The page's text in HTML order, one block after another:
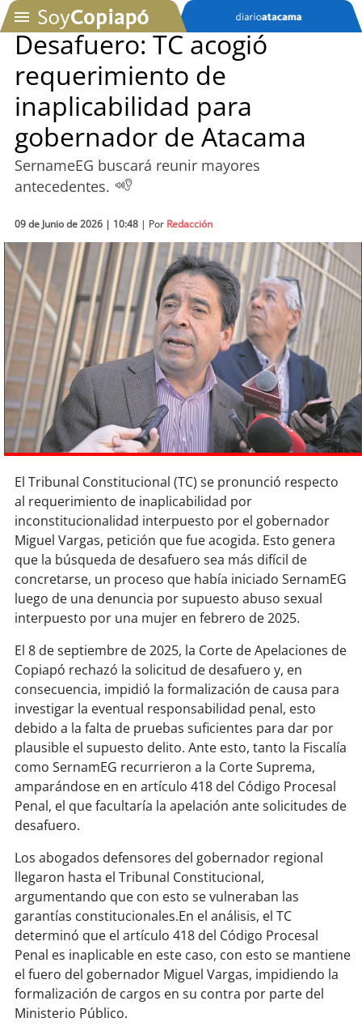
SOYTV
Podcast
Actualidad
Economía
Deportes
Tecnología
Sostenibilidad
soy chile
soyarica
soyiquique
soycalama
soy antofagasta
soy copiapó
soyvalparaíso
soyquillota
soy sanantonio
soychillán
soysancarlos
soy talcahuano
concepción
coronel
soy arauco
soytemuco
Desafuero: TC acogió
requerimiento de
inaplicabilidad para
gobernador de Atacama
SernameEG buscará reunir mayores
antecedentes.
09 de Junio de 2026 | 10:48 | Por Redacción
El Tribunal Constitucional (TC) se pronunció respecto
al requerimiento de inaplicabilidad por
inconstitucionalidad interpuesto por el gobernador
Miguel Vargas, petición que fue acogida. Esto genera
que la búsqueda de desafuero sea más difícil de
concretarse, un proceso que había iniciado SernamEG
luego de una denuncia por supuesto abuso sexual
interpuesto por una mujer en febrero de 2025.
El 8 de septiembre de 2025, la Corte de Apelaciones de
Copiapó rechazó la solicitud de desafuero y, en
consecuencia, impidió la formalización de causa para
investigar la eventual responsabilidad penal, esto
debido a la falta de pruebas suficientes para dar por
plausible el supuesto delito. Ante esto, tanto la Fiscalía
como SernamEG recurrieron a la Corte Suprema,
amparándose en en artículo 418 del Código Procesal
Penal, el que facultaría la apelación ante solicitudes de
desafuero.
Los abogados defensores del gobernador regional
llegaron hasta el Tribunal Constitucional,
argumentando que con esto se vulneraban las
garantías constitucionales.En el análisis, el TC
determinó que el artículo 418 del Código Procesal
Penal es inaplicable en este caso, con esto se mantiene
el fuero del gobernador Miguel Vargas, impidiendo la
formalización de cargos en su contra por parte del
Ministerio Público.